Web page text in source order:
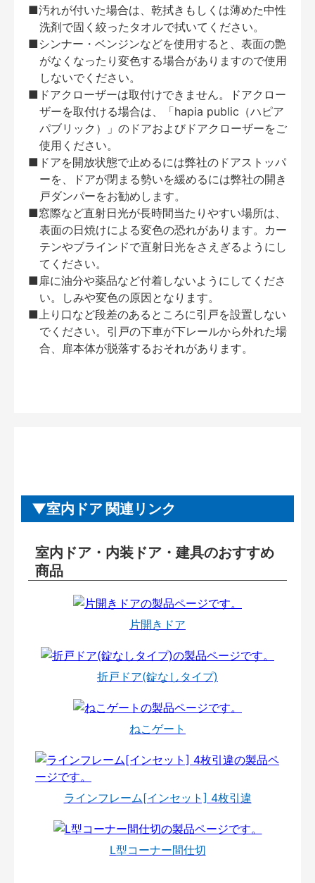
■汚れが付いた場合は、乾拭きもしくは薄めた中性
洗剤で固く絞ったタオルで拭いてください。
■シンナー・ベンジンなどを使用すると、表面の艶
がなくなったり変色する場合がありますので使用
しないでください。
■ドアクローザーは取付けできません。ドアクロー
ザーを取付ける場合は、「hapia public（ハピア
パブリック）」のドアおよびドアクローザーをご
使用ください。
■ドアを開放状態で止めるには弊社のドアストッパ
ーを、ドアが閉まる勢いを緩めるには弊社の開き
戸ダンパーをお勧めします。
■窓際など直射日光が長時間当たりやすい場所は、
表面の日焼けによる変色の恐れがあります。カー
テンやブラインドで直射日光をさえぎるようにし
てください。
■扉に油分や薬品など付着しないようにしてくださ
い。しみや変色の原因となります。
■上り口など段差のあるところに引戸を設置しない
でください。引戸の下車が下レールから外れた場
合、扉本体が脱落するおそれがあります。
室内ドア 関連リンク
室内ドア・内装ドア・建具のおすすめ
商品
片開きドア
折戸ドア(錠なしタイプ)
ねこゲート
ラインフレーム[インセット] 4枚引違
L型コーナー間仕切